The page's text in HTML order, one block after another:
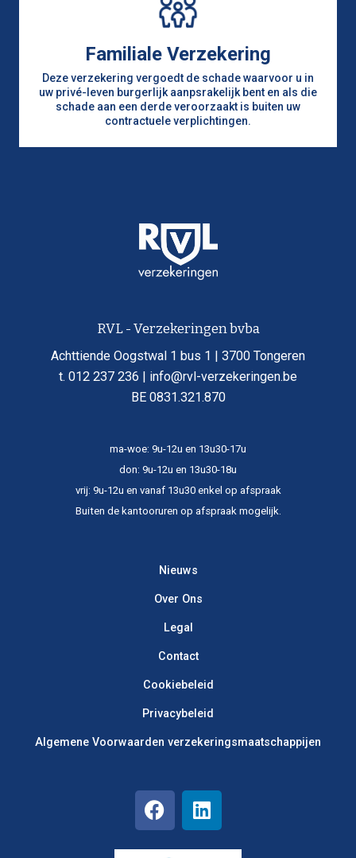
Familiale Verzekering
Deze verzekering vergoedt de schade waarvoor u in
uw privé-leven burgerlijk aanpsrakelijk bent en als die
schade aan een derde veroorzaakt is buiten uw
contractuele verplichtingen.
RVL - Verzekeringen bvba
Achttiende Oogstwal 1 bus 1 | 3700 Tongeren
t. 012 237 236 | info@rvl-verzekeringen.be
BE 0831.321.870
ma-woe: 9u-12u en 13u30-17u
don: 9u-12u en 13u30-18u
vrij: 9u-12u en vanaf 13u30 enkel op afspraak
Buiten de kantooruren op afspraak mogelijk.​
Nieuws
Over Ons
Legal
Contact
Cookiebeleid
Privacybeleid
Algemene Voorwaarden verzekerings­maatschappijen